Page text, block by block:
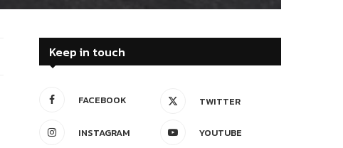
Keep in touch
FACEBOOK TWITTER
INSTAGRAM YOUTUBE